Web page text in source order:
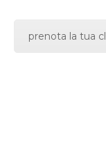
prenota la tua